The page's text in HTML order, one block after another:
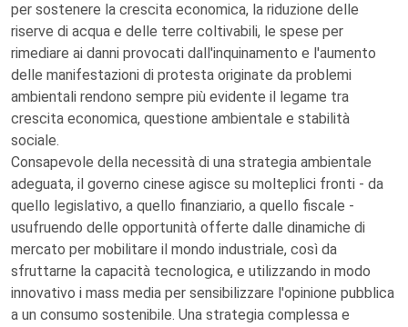
per sostenere la crescita economica, la riduzione delle
riserve di acqua e delle terre coltivabili, le spese per
rimediare ai danni provocati dall'inquinamento e l'aumento
delle manifestazioni di protesta originate da problemi
ambientali rendono sempre più evidente il legame tra
crescita economica, questione ambientale e stabilità
sociale.
Consapevole della necessità di una strategia ambientale
adeguata, il governo cinese agisce su molteplici fronti - da
quello legislativo, a quello finanziario, a quello fiscale -
usufruendo delle opportunità offerte dalle dinamiche di
mercato per mobilitare il mondo industriale, così da
sfruttarne la capacità tecnologica, e utilizzando in modo
innovativo i mass media per sensibilizzare l'opinione pubblica
a un consumo sostenibile. Una strategia complessa e